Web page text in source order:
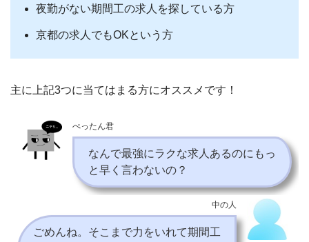
夜勤がない期間工の求人を探している方
京都の求人でもOKという方
主に上記3つに当てはまる方にオススメです！
ぺったん君
なんで最強にラクな求人あるのにもっ
と早く言わないの？
中の人
ごめんね。そこまで力をいれて期間工